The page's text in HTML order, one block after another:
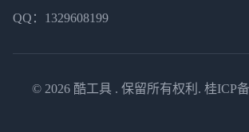
QQ：1329608199
© 2026 酷工具. 保留所有权利. 桂ICP